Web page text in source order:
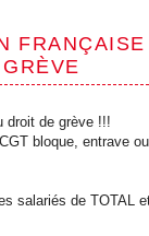
droit de grève !!!
bloque, entrave
salariés de TOTAL